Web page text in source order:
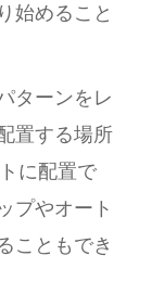
始めること
ターンをレ
置する場所
に配置で
プやオート
こともでき